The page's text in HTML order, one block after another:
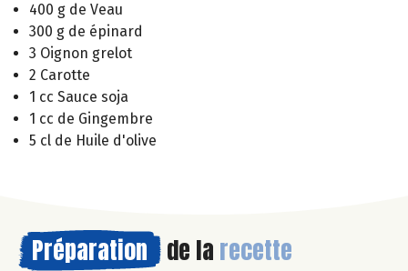
400 g de Veau
300 g de épinard
3 Oignon grelot
2 Carotte
1 cc Sauce soja
1 cc de Gingembre
5 cl de Huile d'olive
Préparation de la recette